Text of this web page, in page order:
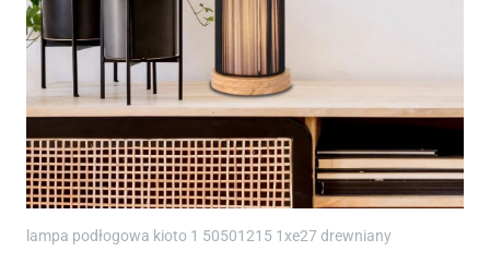
lampa podłogowa kioto 1 50501215 1xe27 drewniany